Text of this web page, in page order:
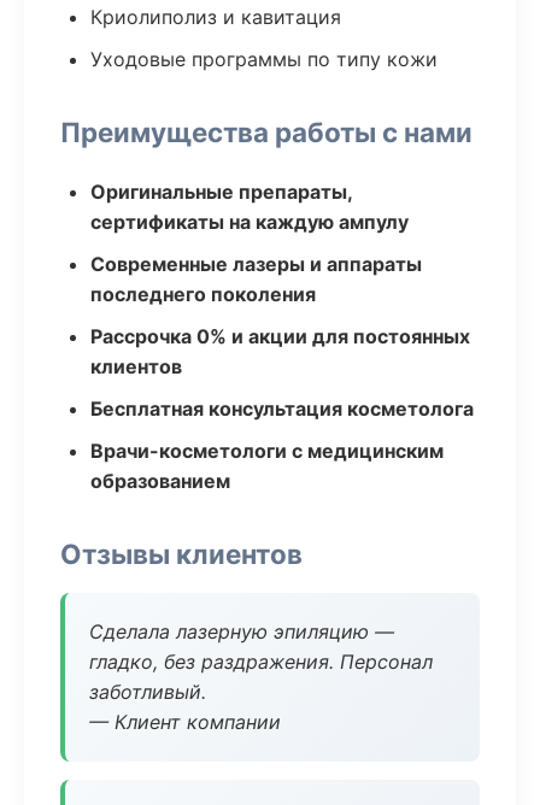
Криолиполиз и кавитация
Уходовые программы по типу кожи
Преимущества работы с нами
Оригинальные препараты,
сертификаты на каждую ампулу
Современные лазеры и аппараты
последнего поколения
Рассрочка 0% и акции для постоянных
клиентов
Бесплатная консультация косметолога
Врачи-косметологи с медицинским
образованием
Отзывы клиентов
Сделала лазерную эпиляцию —
гладко, без раздражения. Персонал
заботливый.
— Клиент компании